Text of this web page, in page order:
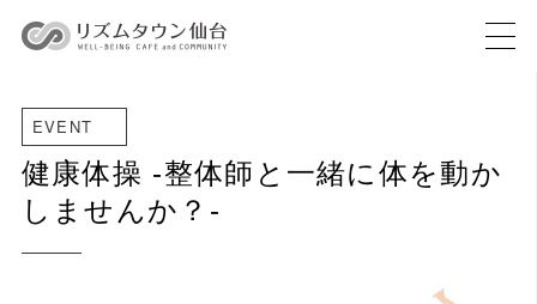
EVENT
健康体操 -整体師と一緒に体を動か
しませんか？-